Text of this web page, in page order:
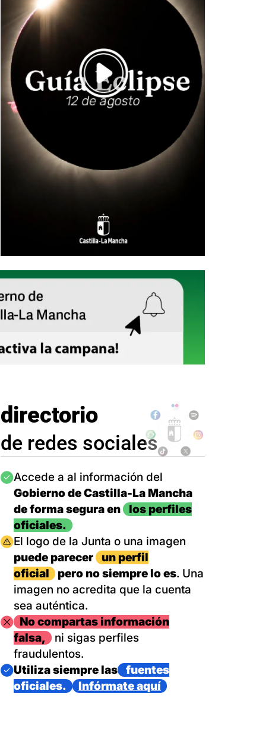
directorio
de redes sociales
Imagen
Accede a al información del
Gobierno de Castilla-La Mancha
de forma segura en
los perfiles
oficiales.
Imagen
El logo de la Junta o una imagen
puede parecer
un perfil
oficial
pero no siempre lo es. Una
imagen no acredita que la cuenta
sea auténtica.
ImagenNo compartas información
falsa,
ni sigas perfiles
fraudulentos.
Imagen
Utiliza siempre las
fuentes
oficiales.
Infórmate aquí